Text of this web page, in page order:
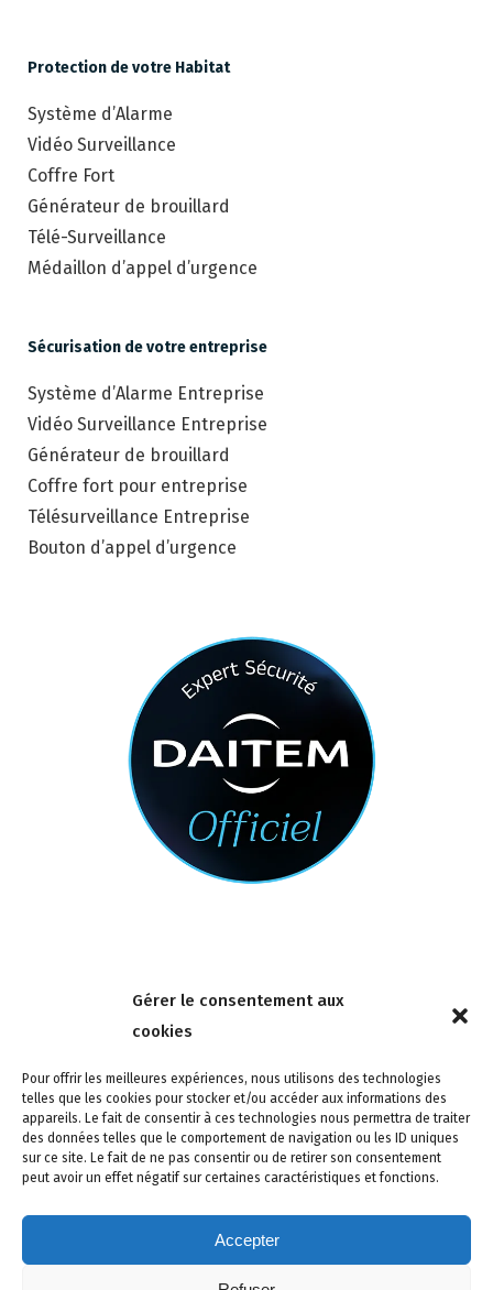
Gérer le consentement aux
cookies
Pour offrir les meilleures expériences, nous utilisons des technologies
telles que les cookies pour stocker et/ou accéder aux informations des
appareils. Le fait de consentir à ces technologies nous permettra de traiter
des données telles que le comportement de navigation ou les ID uniques
sur ce site. Le fait de ne pas consentir ou de retirer son consentement
peut avoir un effet négatif sur certaines caractéristiques et fonctions.
Accepter
Protection de votre Habitat
Système d’Alarme
Vidéo Surveillance
Coffre Fort
Générateur de brouillard
Télé-Surveillance
Médaillon d’appel d’urgence
Sécurisation de votre entreprise
Système d’Alarme Entreprise
Vidéo Surveillance Entreprise
Générateur de brouillard
Coffre fort pour entreprise
Télésurveillance Entreprise
Bouton d’appel d’urgence
4 rue de la Tour 85150 Les Achards